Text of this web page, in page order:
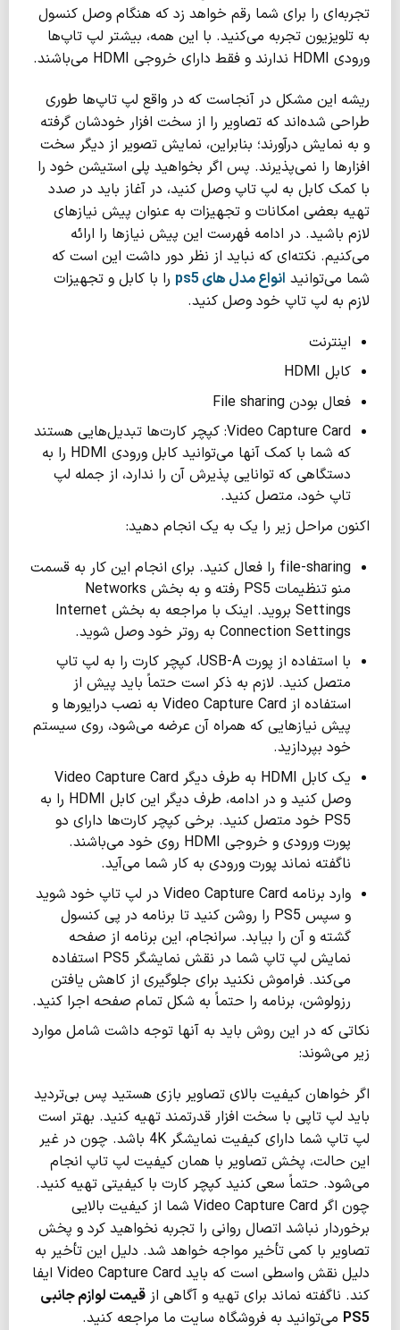
تجربه‌ای را برای شما رقم خواهد زد که هنگام وصل کنسول
به تلویزیون تجربه می‌کنید. با این همه، بیشتر لپ تاپ‌ها
ورودی HDMI ندارند و فقط دارای خروجی HDMI می‌باشند.
ریشه این مشکل در آنجاست که در واقع لپ تاپ‌ها طوری
طراحی شده‌اند که تصاویر را از سخت افزار خودشان گرفته
و به نمایش درآورند؛ بنابراین، نمایش تصویر از دیگر سخت
افزار‌ها را نمی‌پذیرند. پس اگر بخواهید پلی استیشن خود را
با کمک کابل به لپ تاپ وصل کنید، در آغاز باید در صدد
تهیه بعضی امکانات و تجهیزات به عنوان پیش نیازهای
لازم باشید. در ادامه فهرست این پیش نیازها را ارائه
می‌کنیم. نکته‌ای که نباید از نظر دور داشت این است که
شما می‌توانید انواع مدل هایps5 را با کابل و تجهیزات
لازم به لپ‌ تاپ خود وصل کنید.
اینترنت
کابل HDMI
فعال بودن File sharing
Video Capture Card: کپچر کارت‌ها تبدیل‌هایی هستند
که شما با کمک آنها می‌توانید کابل ورودی HDMI را به
دستگاهی که توانایی پذیرش آن را ندارد، از جمله لپ
تاپ‌ خود، متصل کنید.
اکنون مراحل زیر را یک به یک انجام دهید:
file-sharing را فعال کنید. برای انجام این کار به قسمت
منو تنظیمات PS5 رفته و به بخش Networks
Settings بروید. اینک با مراجعه به بخش Internet
Connection Settings به روتر خود وصل شوید.
با استفاده از پورت USB-A، کپچر کارت را به لپ تاپ
متصل کنید. لازم به ذکر است حتماً باید پیش از
استفاده از Video Capture Card به نصب درایورها و
پیش نیازهایی که همراه آن عرضه می‌شود، روی سیستم
خود بپردازید.
یک کابل HDMI به طرف دیگر Video Capture Card
وصل کنید و در ادامه، طرف دیگر این کابل HDMI را به
PS5 خود متصل کنید. برخی کپچر کارت‌ها دارای دو
پورت ورودی و خروجی HDMI روی خود می‌باشند.
ناگفته نماند پورت ورودی به کار شما می‌آید.
وارد برنامه Video Capture Card در لپ تاپ خود شوید
و سپس PS5 را روشن کنید تا برنامه در پی کنسول
گشته و آن را بیابد. سرانجام، این برنامه از صفحه
نمایش لپ تاپ شما در نقش نمایشگر PS5 استفاده
می‌کند. فراموش نکنید برای جلوگیری از کاهش یافتن
رزولوشن، برنامه را حتماً به شکل تمام صفحه اجرا کنید.
نکاتی که در این روش باید به آنها توجه داشت شامل موارد
زیر می‌شوند:
اگر خواهان کیفیت بالای تصاویر بازی هستید پس بی‌تردید
باید لپ تاپی با سخت افزار قدرتمند تهیه کنید. بهتر است
لپ تاپ شما دارای کیفیت نمایشگر 4K باشد. چون در غیر
این حالت، پخش تصاویر با همان کیفیت لپ تاپ انجام
می‌شود. حتماً سعی کنید کپچر کارت با کیفیتی تهیه کنید.
چون اگر Video Capture Card شما از کیفیت بالایی
برخوردار نباشد اتصال روانی را تجربه نخواهید کرد و پخش
تصاویر با کمی ‌تأخیر مواجه خواهد شد. دلیل این تأخیر به
دلیل نقش واسطی است که باید Video Capture Card ایفا
کند. ناگفته نماند برای تهیه و آگاهی از قيمت لوازم جانبی
PS5 می‌توانید به فروشگاه سایت ما مراجعه کنید.